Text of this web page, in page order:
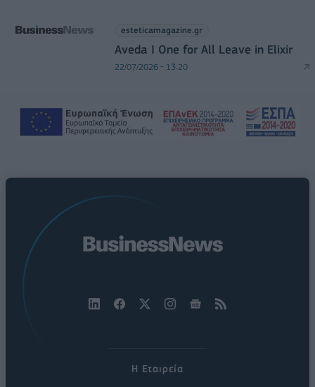
esteticamagazine.gr
Aveda I One for All Leave in Elixir
22/07/2026 - 13:20
Η Εταιρεία